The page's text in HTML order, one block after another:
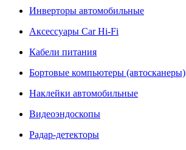
Инверторы автомобильные
Аксессуары Car Hi-Fi
Кабели питания
Бортовые компьютеры (автосканеры)
Наклейки автомобильные
Видеоэндоскопы
Радар-детекторы